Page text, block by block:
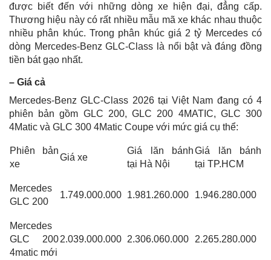
được biết đến với những dòng xe hiện đại, đẳng cấp.
Thương hiệu này có rất nhiều mẫu mã xe khác nhau thuộc
nhiều phân khúc. Trong phân khúc giá 2 tỷ Mercedes có
dòng Mercedes-Benz GLC-Class là nổi bật và đáng đồng
tiền bát gạo nhất.
– Giá cả
Mercedes-Benz GLC-Class 2026 tại Việt Nam đang có 4
phiên bản gồm GLC 200, GLC 200 4MATIC, GLC 300
4Matic và GLC 300 4Matic Coupe với mức giá cụ thể:
Phiên bản
xe
Giá xe
Giá lăn bánh
tại Hà Nội
Giá lăn bánh
tại TP.HCM
Mercedes
GLC 200
1.749.000.000 1.981.260.000 1.946.280.000
Mercedes
GLC 200
4matic mới
2.039.000.000 2.306.060.000 2.265.280.000